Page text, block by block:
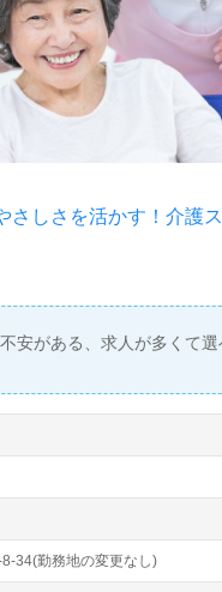
しさを活かす！介護
安がある、求人が多くて
あなたをサポートします！
34(勤務地の変更なし)